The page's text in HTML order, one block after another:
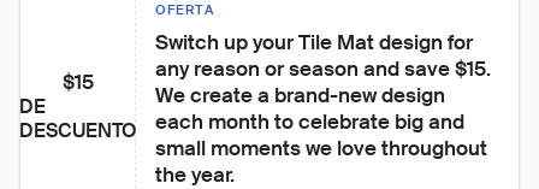
$15
DE
DESCUENTO
OFERTA
Switch up your Tile Mat design for
any reason or season and save $15.
We create a brand-new design
each month to celebrate big and
small moments we love throughout
the year.